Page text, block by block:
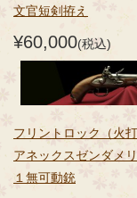
文官短剣拵え
¥60,000(税込)
フリントロック（火打
アネックスゼンダメ
１無可動銃